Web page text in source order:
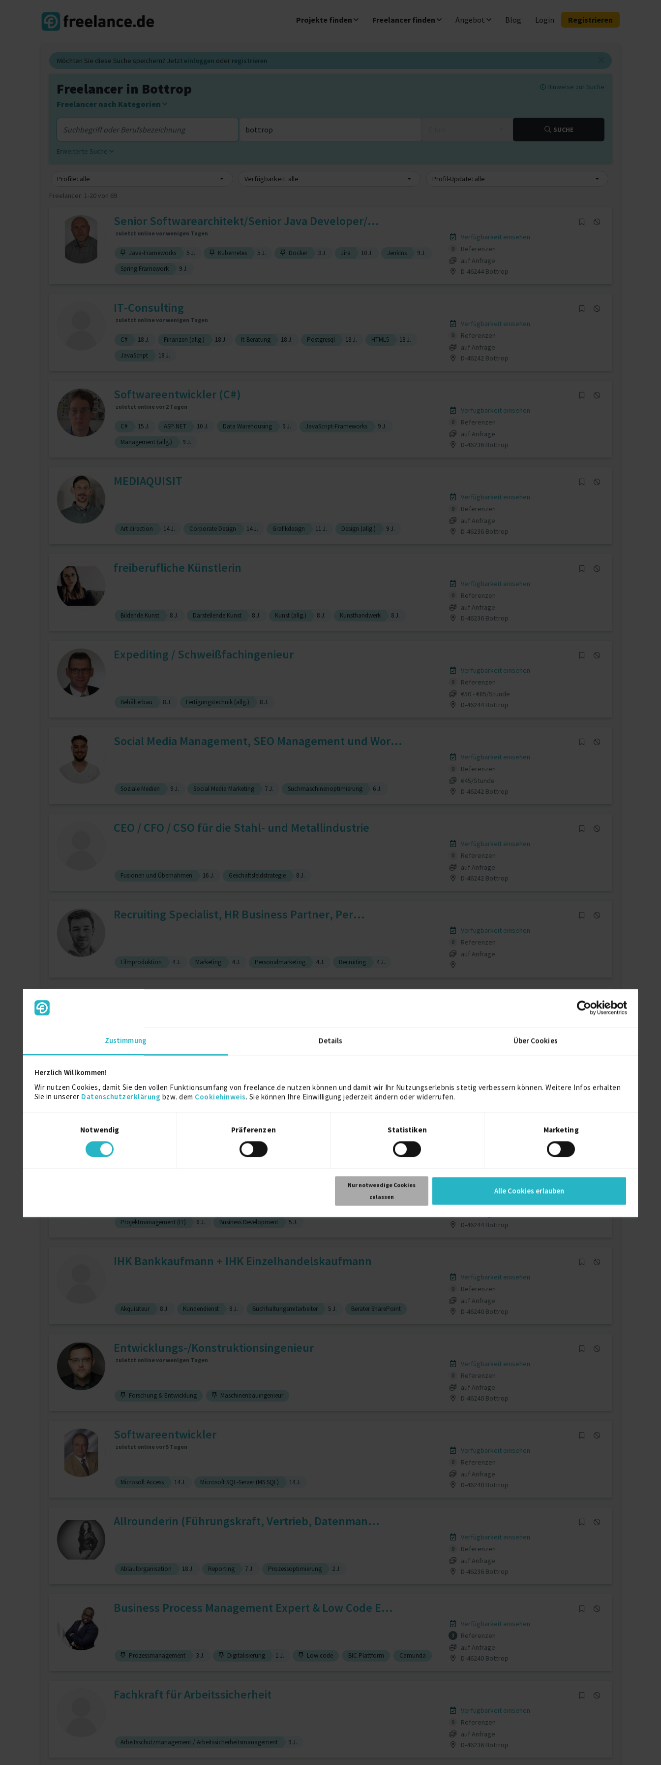
Zustimmung Details Über Cookies
Herzlich Willkommen!
Wir nutzen Cookies, damit Sie den vollen Funktionsumfang von freelance.de nutzen können und damit wir Ihr Nutzungserlebnis stetig verbessern können. Weitere Infos erhalten
Sie in unserer Datenschutzerklärung bzw. dem Cookiehinweis. Sie können Ihre Einwilligung jederzeit ändern oder widerrufen.
Notwendig
Präferenzen Statistiken Marketing
Nur notwendige Cookies
zulassen
Alle Cookies erlauben
Projekte finden Freelancer finden Angebot Blog Login Registrieren
Möchten Sie diese Suche speichern? Jetzt einloggen oder registrieren
Hinweise zur Suche
Freelancer in Bottrop
Freelancer nach Kategorien
SUCHE
Erweiterte Suche
Profile: alle Verfügbarkeit: alle
Profil-Update: alle
Freelancer: 1-20 von 69
Senior Softwarearchitekt/Senior Java Developer/...
zuletzt online vor wenigen Tagen
Java-Frameworks 5 J. Kubernetes 5 J. Docker 3 J. Jira 10 J. Jenkins
9 J.
Spring Framework
9 J.
Verfügbarkeit einsehen
0
Referenzen
auf Anfrage
D-46244 Bottrop
IT-Consulting
zuletzt online vor wenigen Tagen
C# 18 J. Finanzen (allg.) 18 J. It-Beratung 18 J. Postgresql 18 J. HTML5
18 J.
JavaScript
18 J.
Verfügbarkeit einsehen
0
Referenzen
auf Anfrage
D-46242 Bottrop
Softwareentwickler (C#)
zuletzt online vor 2 Tagen
C# 15 J. ASP.NET 10 J. Data Warehousing 9 J. JavaScript-Frameworks
9 J.
Management (allg.)
9 J.
Verfügbarkeit einsehen
0
Referenzen
auf Anfrage
D-46236 Bottrop
MEDIAQUISIT
Art direction 14 J. Corporate Design 14 J. Grafikdesign 11 J. Design (allg.) 9 J.
Verfügbarkeit einsehen
0
Referenzen
auf Anfrage
D-46236 Bottrop
freiberufliche Künstlerin
Bildende Kunst 8 J. Darstellende Kunst 8 J. Kunst (allg.) 8 J. Kunsthandwerk 8 J.
Verfügbarkeit einsehen
0
Referenzen
auf Anfrage
D-46236 Bottrop
Expediting / Schweißfachingenieur
Behälterbau 8 J. Fertigungstechnik (allg.) 8 J.
Verfügbarkeit einsehen
0
Referenzen
€50 - €85/Stunde
D-46244 Bottrop
Social Media Management, SEO Management und Wor...
Soziale Medien 9 J. Social Media Marketing 7 J. Suchmaschinenoptimierung 6 J.
Verfügbarkeit einsehen
0
Referenzen
€45/Stunde
D-46242 Bottrop
CEO / CFO / CSO für die Stahl- und Metallindustrie
Fusionen und Übernahmen 16 J. Geschäftsfeldstrategie 8 J.
Verfügbarkeit einsehen
0
Referenzen
auf Anfrage
D-46242 Bottrop
Recruiting Specialist, HR Business Partner, Per...
Filmproduktion 4 J. Marketing 4 J. Personalmarketing 4 J. Recruiting 4 J.
Verfügbarkeit einsehen
0
Referenzen
auf Anfrage
Projektkaufmann für reporting, Billig and Contr...
3 J. Projektmanagement 2 J.
Senior Business & IT Project Manager with Globa...
Projektmanagement (IT) 6 J. Business Development 5 J.
Verfügbarkeit einsehen
D-46244 Bottrop
IHK Bankkaufmann + IHK Einzelhandelskaufmann
Akquisiteur 8 J. Kundendienst 8 J. Buchhaltungsmitarbeiter 5 J. Berater SharePoint
Verfügbarkeit einsehen
0
Referenzen
auf Anfrage
D-46240 Bottrop
Entwicklungs-/Konstruktionsingenieur
zuletzt online vor wenigen Tagen
Forschung & Entwicklung Maschinenbauingenieur
Verfügbarkeit einsehen
0
Referenzen
auf Anfrage
D-46240 Bottrop
Softwareentwickler
zuletzt online vor 5 Tagen
Microsoft Access 14 J. Microsoft SQL-Server (MS SQL) 14 J.
Verfügbarkeit einsehen
0
Referenzen
auf Anfrage
D-46240 Bottrop
Allrounderin (Führungskraft, Vertrieb, Datenman...
Ablauforganisation 18 J. Reporting 7 J. Prozessoptimierung 2 J.
Verfügbarkeit einsehen
0
Referenzen
auf Anfrage
D-46236 Bottrop
Business Process Management Expert & Low Code E...
Prozessmanagement 3 J. Digitalisierung 1 J. Low code BIC Plattform Camunda
Verfügbarkeit einsehen
3
Referenzen
auf Anfrage
D-46240 Bottrop
Fachkraft für Arbeitssicherheit
Arbeitsschutzmanagement / Arbeitssicherheitsmanagement 9 J.
Verfügbarkeit einsehen
0
Referenzen
auf Anfrage
D-46236 Bottrop